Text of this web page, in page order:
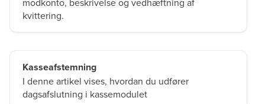
kvittering.
Kasseafstemning
I denne artikel vises, hvordan du udfører
dagsafslutning i kassemodulet